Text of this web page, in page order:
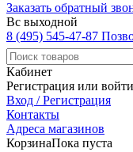
Заказать обратный
Вс выходной
8 (495) 545-47-87
Кабинет
Регистрация или войти
Вход / Регистрация
Контакты
Адреса магазинов
КорзинаПока пуста